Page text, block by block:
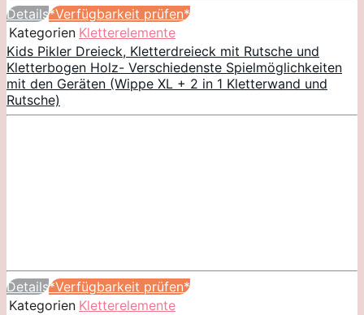
Details*Verfügbarkeit prüfen*
Kategorien Kletterelemente
Kids Pikler Dreieck, Kletterdreieck mit Rutsche und
Kletterbogen Holz- Verschiedenste Spielmöglichkeiten
mit den Geräten (Wippe XL + 2 in 1 Kletterwand und
Rutsche)
Details*Verfügbarkeit prüfen*
Kategorien Kletterelemente